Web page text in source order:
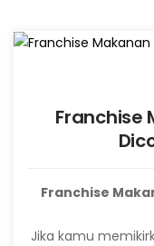
Franchise
Franchise
Jika kamu